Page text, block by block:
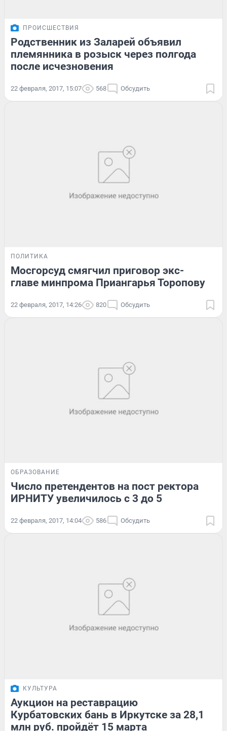
ПРОИСШЕСТВИЯ
Родственник из Заларей объявил
племянника в розыск через полгода
после исчезновения
22 февраля, 2017, 15:07 568 Обсудить
ПОЛИТИКА
Мосгорсуд смягчил приговор экс-
главе минпрома Приангарья Торопову
22 февраля, 2017, 14:26 820 Обсудить
ОБРАЗОВАНИЕ
Число претендентов на пост ректора
ИРНИТУ увеличилось с 3 до 5
22 февраля, 2017, 14:04 586 Обсудить
КУЛЬТУРА
Аукцион на реставрацию
Курбатовских бань в Иркутске за 28,1
млн руб. пройдёт 15 марта